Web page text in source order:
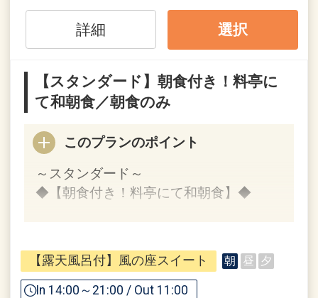
※当プランでお申込みの場合、ご夕食の
ご用意はございません。ご夕食をご希望
さい。
※チェックインが21時を過ぎる場合は、
※鄙の座は、大人の方だけの寛ぎを満喫
していただくためにご利用は中学生以上
とさせて頂いております。（小学生以下
のお子様はご利用いただけません）
■ご夕食／なし
■ご朝食／料理茶屋「ひな」にて和定食
詳細 選択
【スタンダード】朝食付き！料亭に
て和朝食／朝食のみ
このプランのポイント
～スタンダード～
◆【朝食付き！料亭にて和朝食】◆
プランです。
本プランのお食事は朝食のみご用意いた
【露天風呂付】風の座スイート 朝 昼 夕
In 14:00～21:00 / Out 11:00